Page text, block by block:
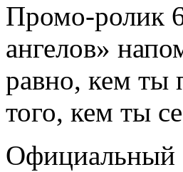
Промо-ролик
ангелов»
равно, кем ты
того, кем ты
Официальный